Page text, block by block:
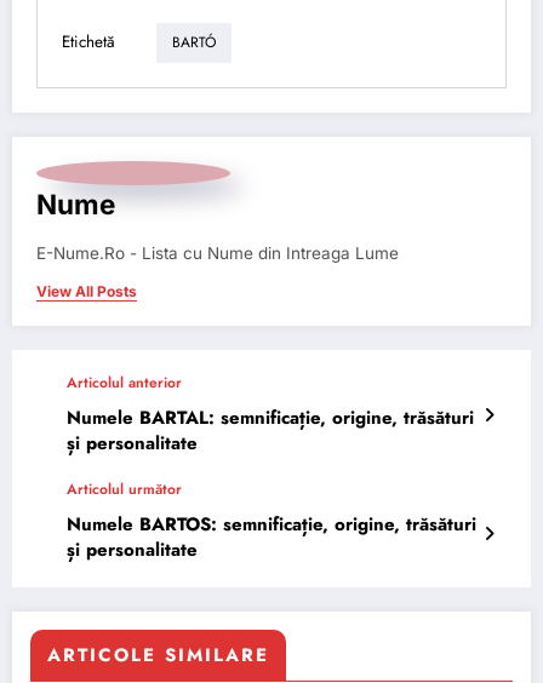
Etichetă BARTÓ
Nume
E-Nume.Ro - Lista cu Nume din Intreaga Lume
View All Posts
Articolul anterior
Numele BARTAL: semnificație, origine, trăsături
și personalitate
Articolul următor
Numele BARTOS: semnificație, origine, trăsături
și personalitate
ARTICOLE SIMILARE